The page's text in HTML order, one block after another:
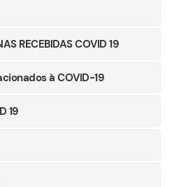
RECEBIDAS COVID 19
à COVID-19
19